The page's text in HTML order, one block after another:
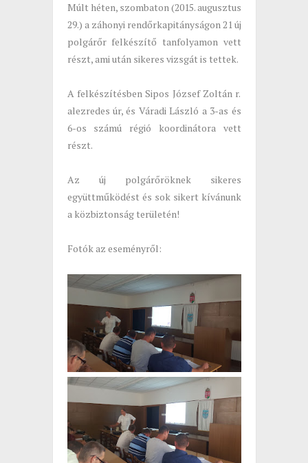
Múlt héten, szombaton (2015. augusztus
29.) a záhonyi rendőrkapitányságon 21 új
polgárőr felkészítő tanfolyamon vett
részt, ami után sikeres vizsgát is tettek.
A felkészítésben Sipos József Zoltán r.
alezredes úr, és Váradi László a 3-as és
6-os számú régió koordinátora vett
részt.
Az új polgárőröknek sikeres
együttműködést és sok sikert kívánunk
a közbiztonság területén!
Fotók az eseményről: